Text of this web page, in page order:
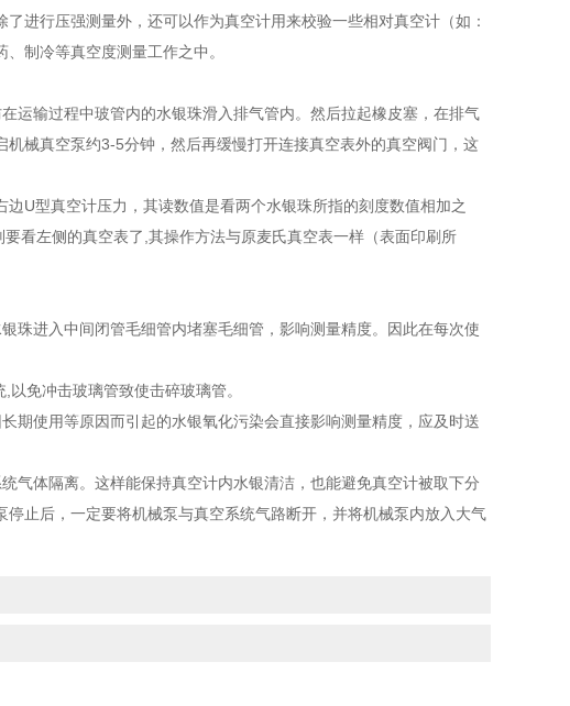
进行压强测量外，还可以作为真空计用来校验一些相对真空计（如：
制冷等真空度测量工作之中。
输过程中玻管内的水银珠滑入排气管内。然后拉起橡皮塞，在排气
械真空泵约3-5分钟，然后再缓慢打开连接真空表外的真空阀门，这
型真空计压力，其读数值是看两个水银珠所指的刻度数值相加之
看左侧的真空表了,其操作方法与原麦氏真空表一样（表面印刷所
进入中间闭管毛细管内堵塞毛细管，影响测量精度。因此在每次使
免冲击玻璃管致使击碎玻璃管。
使用等原因而引起的水银氧化污染会直接影响测量精度，应及时送
体隔离。这样能保持真空计内水银清洁，也能避免真空计被取下分
止后，一定要将机械泵与真空系统气路断开，并将机械泵内放入大气